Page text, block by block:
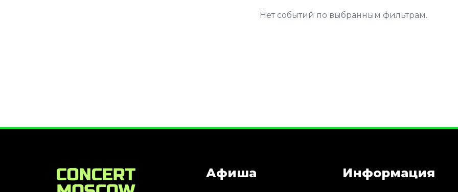
Нет событий по выбранным фильтрам.
Афиша Информация